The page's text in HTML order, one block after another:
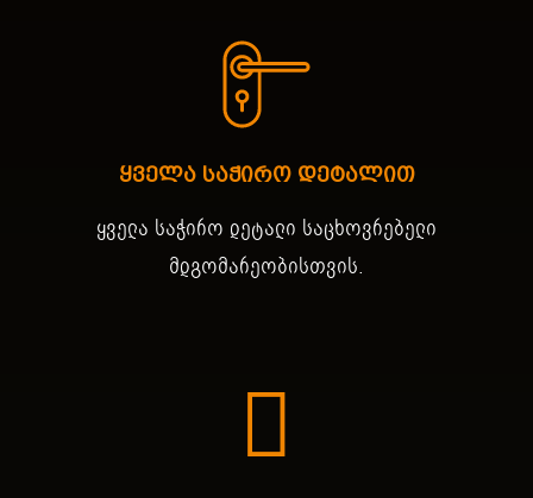
ყველა საჭირო დეტალით
ყველა საჭირო დეტალი საცხოვრებელი
მდგომარეობისთვის.